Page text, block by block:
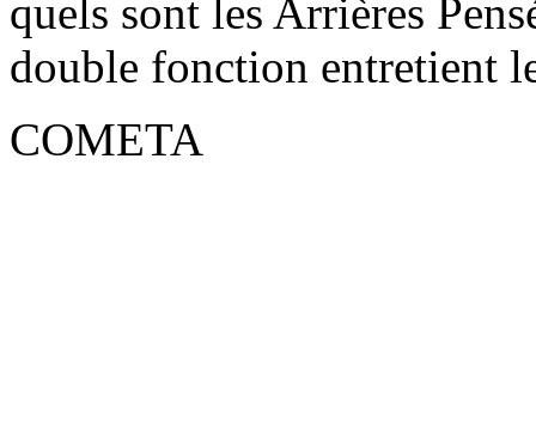
quels sont les Arrières
double fonction entretient
COMETA